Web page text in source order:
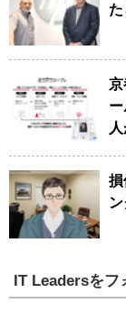
京
損
IT Leadersをフ